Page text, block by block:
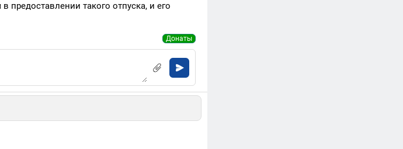
предоставлении такого отпуска, и его
Донаты